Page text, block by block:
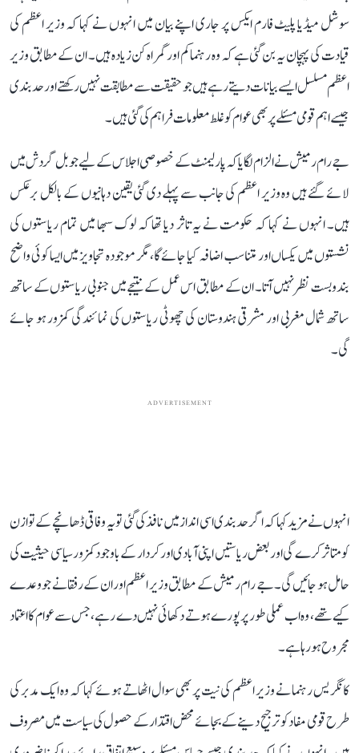
سوشل میڈیا پلیٹ فارم ایکس پر جاری اپنے بیان میں انہوں نے کہا کہ وزیر اعظم کی
قیادت کی پہچان یہ بن گئی ہے کہ وہ رہنما کم اور گمراہ کن زیادہ ہیں۔ ان کے مطابق وزیر
اعظم مسلسل ایسے بیانات دیتے رہے ہیں جو حقیقت سے مطابقت نہیں رکھتے اور حد بندی
جیسے اہم قومی مسئلے پر بھی عوام کو غلط معلومات فراہم کی گئی ہیں۔
جے رام رمیش نے الزام لگایا کہ پارلیمنٹ کے خصوصی اجلاس کے لیے جو بل گردش میں
لائے گئے ہیں وہ وزیر اعظم کی جانب سے پہلے دی گئی یقین دہانیوں کے بالکل برعکس
ہیں۔ انہوں نے کہا کہ حکومت نے یہ تاثر دیا تھا کہ لوک سبھا میں تمام ریاستوں کی
نشستوں میں یکساں اور متناسب اضافہ کیا جائے گا، مگر موجودہ تجاویز میں ایسا کوئی واضح
بندوبست نظر نہیں آتا۔ ان کے مطابق اس عمل کے نتیجے میں جنوبی ریاستوں کے ساتھ
ساتھ شمال مغربی اور مشرقی ہندوستان کی چھوٹی ریاستوں کی نمائندگی کمزور ہو جائے
گی۔
ADVERTISEMENT
انہوں نے مزید کہا کہ اگر حد بندی اسی انداز میں نافذ کی گئی تو یہ وفاقی ڈھانچے کے توازن
کو متاثر کرے گی اور بعض ریاستیں اپنی آبادی اور کردار کے باوجود کمزور سیاسی حیثیت کی
حامل ہو جائیں گی۔ جے رام رمیش کے مطابق وزیر اعظم اور ان کے رفقا نے جو وعدے
کیے تھے، وہ اب عملی طور پر پورے ہوتے دکھائی نہیں دے رہے، جس سے عوام کا اعتماد
مجروح ہو رہا ہے۔
کانگریس رہنما نے وزیر اعظم کی نیت پر بھی سوال اٹھاتے ہوئے کہا کہ وہ ایک مدبر کی
طرح قومی مفاد کو ترجیح دینے کے بجائے محض اقتدار کے حصول کی سیاست میں مصروف